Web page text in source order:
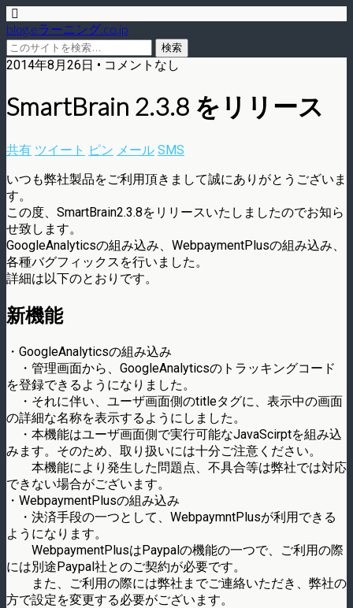
blog.eラーニング.co.jp
2014年8月26日 • コメントなし
SmartBrain 2.3.8 をリリース
共有 ツイート ピン メール SMS
いつも弊社製品をご利用頂きまして誠にありがとうございま
す。
この度、SmartBrain2.3.8をリリースいたしましたのでお知ら
せ致します。
GoogleAnalyticsの組み込み、WebpaymentPlusの組み込み、
各種バグフィックスを行いました。
詳細は以下のとおりです。
新機能
・GoogleAnalyticsの組み込み
・管理画面から、GoogleAnalyticsのトラッキングコード
を登録できるようになりました。
・それに伴い、ユーザ画面側のtitleタグに、表示中の画面
の詳細な名称を表示するようにしました。
・本機能はユーザ画面側で実行可能なJavaScirptを組み込
みます。そのため、取り扱いには十分ご注意ください。
本機能により発生した問題点、不具合等は弊社では対応
できない場合がございます。
・WebpaymentPlusの組み込み
・決済手段の一つとして、WebpaymntPlusが利用できる
ようになります。
WebpaymentPlusはPaypalの機能の一つで、ご利用の際
には別途Paypal社とのご契約が必要です。
また、ご利用の際には弊社までご連絡いただき、弊社の
方で設定を変更する必要がございます。